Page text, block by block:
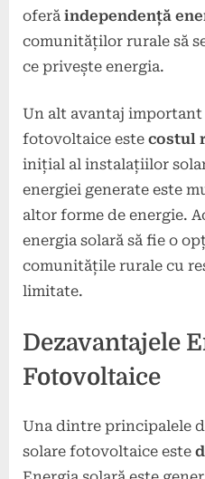
oferă independență
comunităților rurale să
ce privește energia.
Un alt avantaj important
fotovoltaice este costul
inițial al instalațiilor
energiei generate este
altor forme de energie.
energia solară să fie o
comunitățile rurale cu
limitate.
Dezavantajele
Fotovoltaice
Una dintre principalele
solare fotovoltaice este